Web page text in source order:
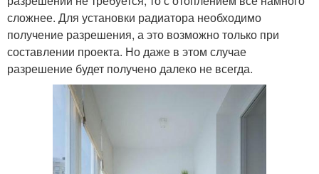
сложнее. Для установки радиатора необходимо
получение разрешения, а это возможно только при
составлении проекта. Но даже в этом случае
разрешение будет получено далеко не всегда.